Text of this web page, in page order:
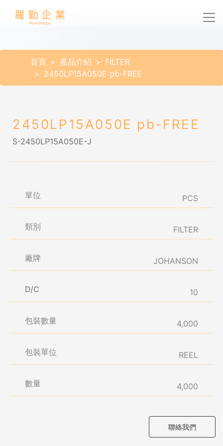
首頁 產品介紹
FILTER
2450LP15A050E pb-FREE
2450LP15A050E pb-FREE
S-2450LP15A050E-J
單位 PCS
類別 FILTER
廠牌 JOHANSON
D/C 10
包裝數量 4,000
包裝單位 REEL
數量 4,000
聯絡我們